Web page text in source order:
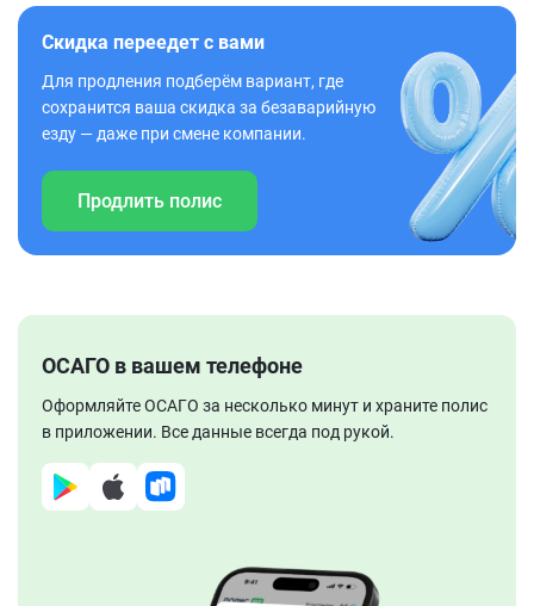
Скидка переедет с вами
Для продления подберём вариант, где
сохранится ваша скидка за безаварийную
езду — даже при смене компании.
Продлить полис
ОСАГО в вашем телефоне
Оформляйте ОСАГО за несколько минут и храните полис
в приложении. Все данные всегда под рукой.